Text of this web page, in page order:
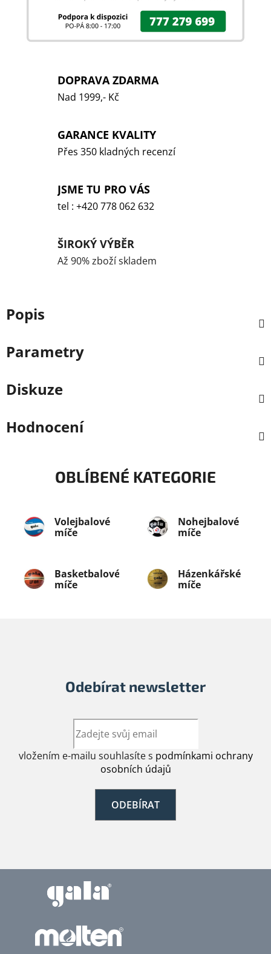
DOPRAVA ZDARMA
Nad 1999,- Kč
GARANCE KVALITY
Přes 350 kladných recenzí
JSME TU PRO VÁS
tel : +420 778 062 632
ŠIROKÝ VÝBĚR
Až 90% zboží skladem
Popis
Parametry
Diskuze
Hodnocení
OBLÍBENÉ KATEGORIE
Volejbalové
míče
Nohejbalové
míče
Basketbalové
míče
Házenkářské
míče
Odebírat newsletter
vložením e-mailu souhlasíte s podmínkami ochrany
osobních údajů
ODEBÍRAT